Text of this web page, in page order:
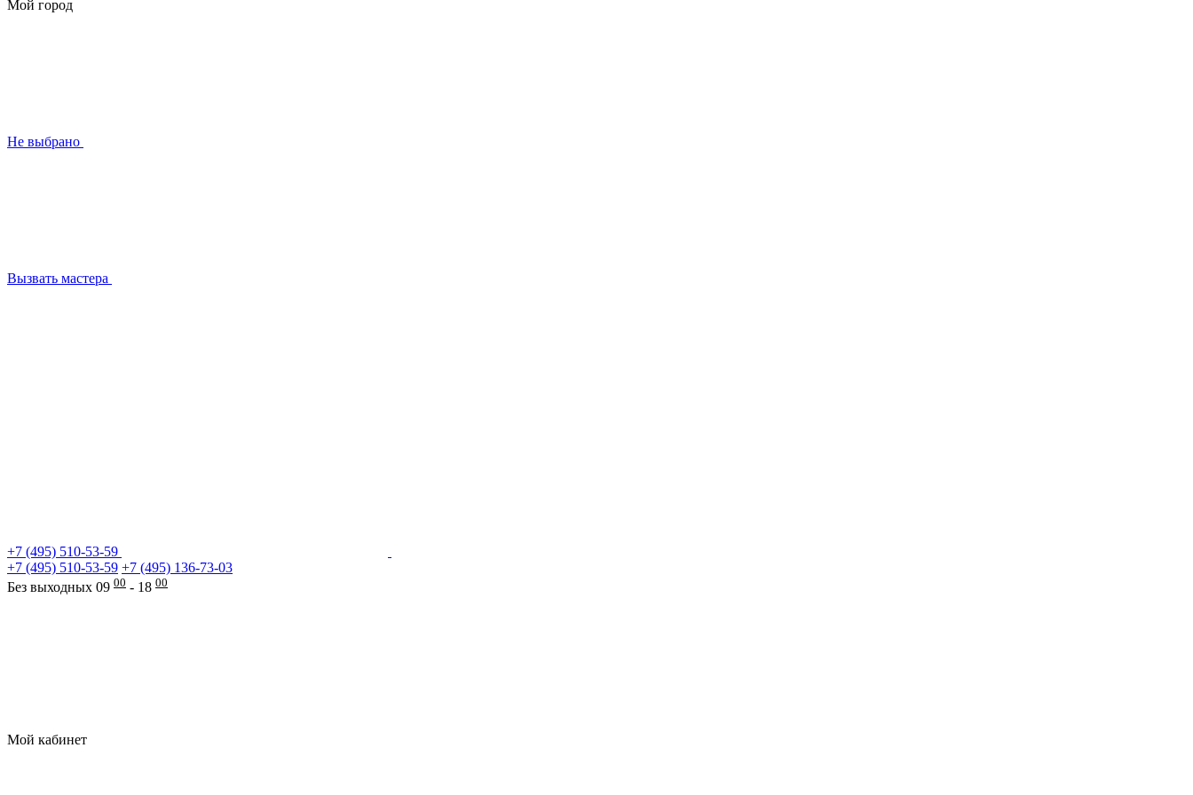
Мой город
Не выбрано
Вызвать мастера
+7 (495) 510-53-59
+7 (495) 510-53-59 +7 (495) 136-73-03
Без выходных 09 00 - 18 00
Мой кабинет